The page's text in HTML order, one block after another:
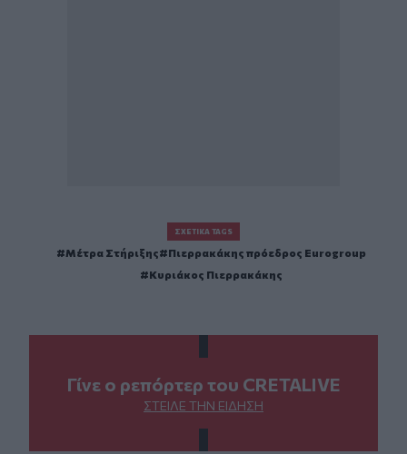
ΣΧΕΤΙΚΆ TAGS
Μέτρα Στήριξης
Πιερρακάκης πρόεδρος Eurogroup
Κυριάκος Πιερρακάκης
Γίνε ο ρεπόρτερ του CRETALIVE
ΣΤΕΊΛΕ ΤΗΝ ΕΊΔΗΣΗ